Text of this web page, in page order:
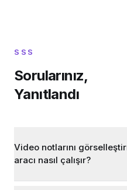
SSS
Sorularınız,
Yanıtlandı
Video notlarını
aracı nasıl çalışır?